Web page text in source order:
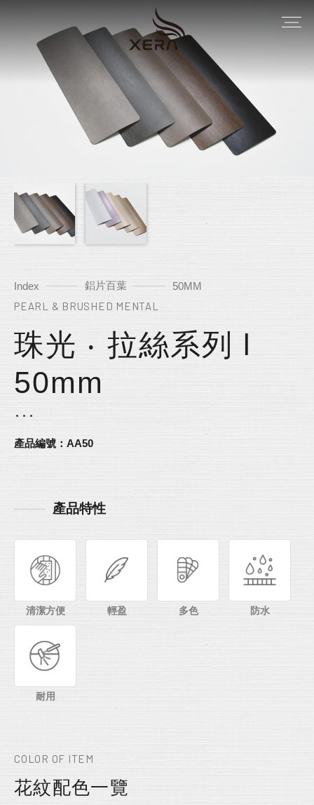
Index 鋁片百葉 50MM
PEARL & BRUSHED MENTAL
珠光 ‧ 拉絲系列 l
50mm
產品編號：AA50
產品特性
清潔方便 輕盈 多色 防水
耐用
COLOR OF ITEM
花紋配色一覽